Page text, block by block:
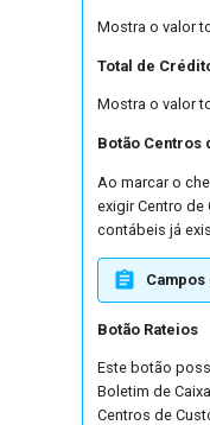
Mostra o valor
Total de
Mostra o valor
Botão Centros
Ao marcar o
exigir Centro
contábeis já
Botão Rateios
Este botão
Boletim de
Centros de